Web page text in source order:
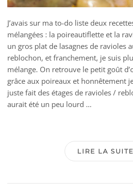
J’avais sur ma to-do liste deux
mélangées : la poireautiflette et la
un gros plat de lasagnes de ravioles
reblochon, et franchement, je suis
mélange. On retrouve le petit goût
grâce aux poireaux et honnêtement
juste fait des étages de ravioles /
aurait été un peu lourd …
LIRE LA SUITE